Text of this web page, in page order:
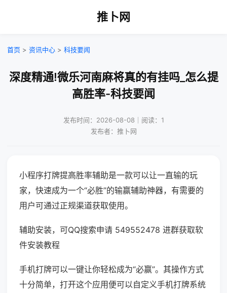
推卜网
首页 > 资讯中心 > 科技要闻
深度精通!微乐河南麻将真的有挂吗_怎么提
高胜率-科技要闻
发布时间：2026-08-08｜阅读：1
发布者：推卜网
小程序打牌提高胜率辅助是一款可以让一直输的玩
家，快速成为一个“必胜”的输赢辅助神器，有需要的
用户可通过正规渠道获取使用。
辅助安装，可QQ搜索申请 549552478 进群获取软
件安装教程
手机打牌可以一键让你轻松成为“必赢”。其操作方式
十分简单，打开这个应用便可以自定义手机打牌系统